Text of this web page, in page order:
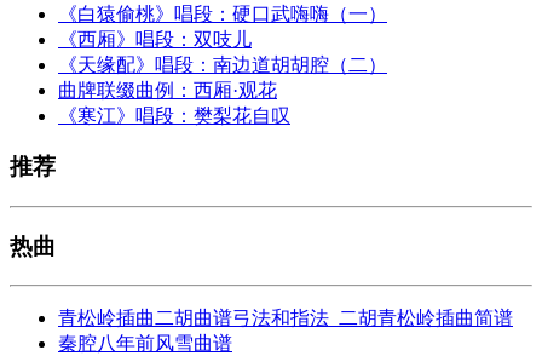
《白猿偷桃》唱段：硬口武嗨嗨（一）
《西厢》唱段：双吱儿
《天缘配》唱段：南边道胡胡腔（二）
曲牌联缀曲例：西厢·观花
《寒江》唱段：樊梨花自叹
推荐
热曲
青松岭插曲二胡曲谱弓法和指法_二胡青松岭插曲简谱
秦腔八年前风雪曲谱